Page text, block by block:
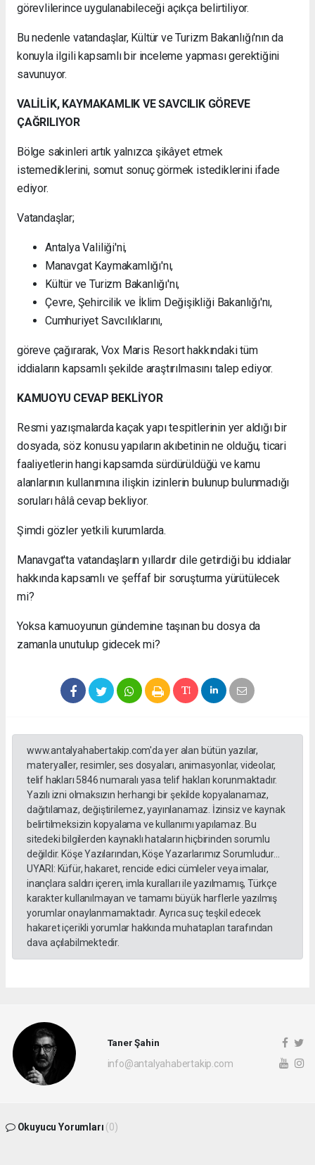
görevlilerince uygulanabileceği açıkça belirtiliyor.
Bu nedenle vatandaşlar, Kültür ve Turizm Bakanlığı'nın da
konuyla ilgili kapsamlı bir inceleme yapması gerektiğini
savunuyor.
VALİLİK, KAYMAKAMLIK VE SAVCILIK GÖREVE
ÇAĞRILIYOR
Bölge sakinleri artık yalnızca şikâyet etmek
istemediklerini, somut sonuç görmek istediklerini ifade
ediyor.
Vatandaşlar;
Antalya Valiliği'ni,
Manavgat Kaymakamlığı'nı,
Kültür ve Turizm Bakanlığı'nı,
Çevre, Şehircilik ve İklim Değişikliği Bakanlığı'nı,
Cumhuriyet Savcılıklarını,
göreve çağırarak, Vox Maris Resort hakkındaki tüm
iddiaların kapsamlı şekilde araştırılmasını talep ediyor.
KAMUOYU CEVAP BEKLİYOR
Resmi yazışmalarda kaçak yapı tespitlerinin yer aldığı bir
dosyada, söz konusu yapıların akıbetinin ne olduğu, ticari
faaliyetlerin hangi kapsamda sürdürüldüğü ve kamu
alanlarının kullanımına ilişkin izinlerin bulunup bulunmadığı
soruları hâlâ cevap bekliyor.
Şimdi gözler yetkili kurumlarda.
Manavgat'ta vatandaşların yıllardır dile getirdiği bu iddialar
hakkında kapsamlı ve şeffaf bir soruşturma yürütülecek
mi?
Yoksa kamuoyunun gündemine taşınan bu dosya da
zamanla unutulup gidecek mi?
www.antalyahabertakip.com'da yer alan bütün yazılar,
materyaller, resimler, ses dosyaları, animasyonlar, videolar,
telif hakları 5846 numaralı yasa telif hakları korunmaktadır.
Yazılı izni olmaksızın herhangi bir şekilde kopyalanamaz,
dağıtılamaz, değiştirilemez, yayınlanamaz. İzinsiz ve kaynak
belirtilmeksizin kopyalama ve kullanımı yapılamaz. Bu
sitedeki bilgilerden kaynaklı hataların hiçbirinden sorumlu
değildir. Köşe Yazılarından, Köşe Yazarlarımız Sorumludur...
UYARI: Küfür, hakaret, rencide edici cümleler veya imalar,
inançlara saldırı içeren, imla kuralları ile yazılmamış, Türkçe
karakter kullanılmayan ve tamamı büyük harflerle yazılmış
yorumlar onaylanmamaktadır. Ayrıca suç teşkil edecek
hakaret içerikli yorumlar hakkında muhatapları tarafından
dava açılabilmektedir.
Taner Şahin
info@antalyahabertakip.com
Okuyucu Yorumları (0)